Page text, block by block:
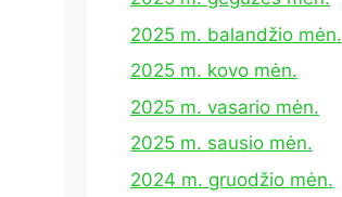
2025 m. balandžio mėn.
2025 m. kovo mėn.
2025 m. vasario mėn.
2025 m. sausio mėn.
2024 m. gruodžio mėn.